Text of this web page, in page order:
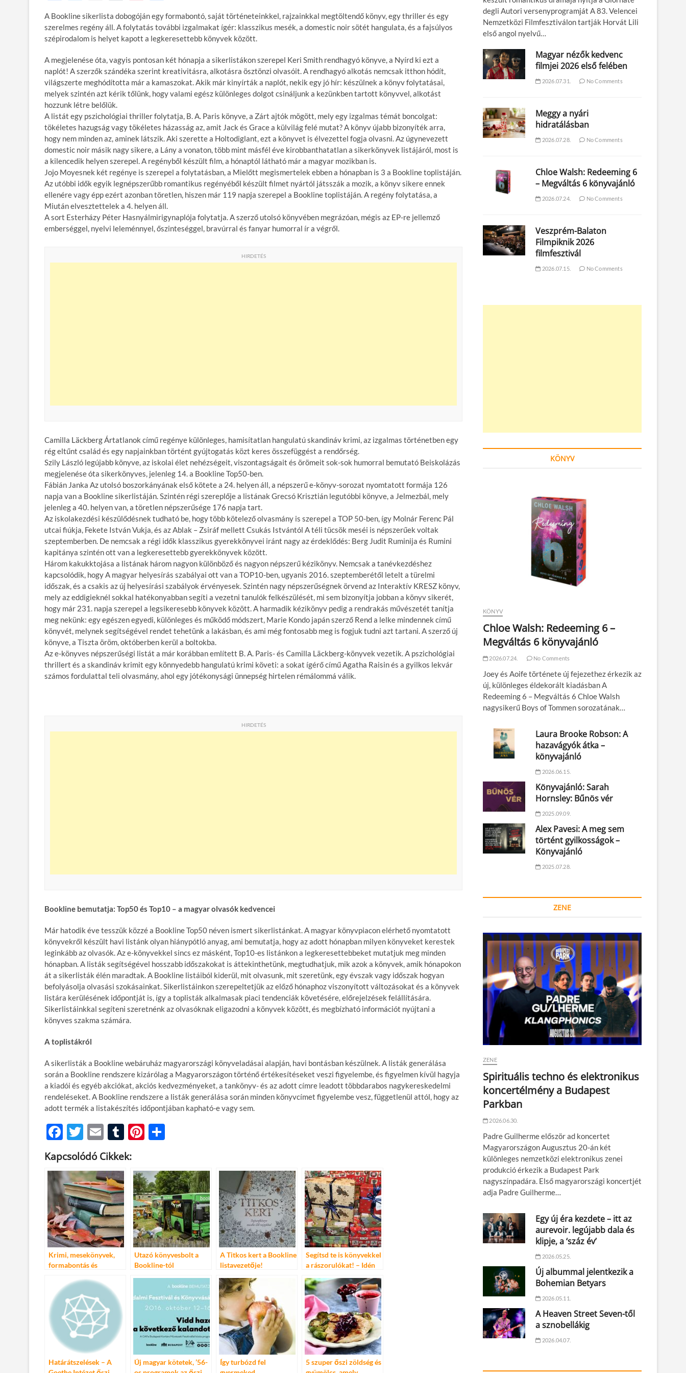
ac
e
b
o
o
k
w
itt
er
m
ail
u
m
bl
r
nt
er
es
t
ss
za
m
e
g
A Bookline sikerlista dobogóján egy formabontó, saját történeteinkkel, rajzainkkal megtöltendő könyv, egy thriller és egy
szerelmes regény áll. A folytatás további izgalmakat ígér: klasszikus mesék, a domestic noir sötét hangulata, és a fajsúlyos
szépirodalom is helyet kapott a legkeresettebb könyvek között.
A megjelenése óta, vagyis pontosan két hónapja a sikerlistákon szerepel Keri Smith rendhagyó könyve, a Nyírd ki ezt a
naplót! A szerzők szándéka szerint kreativitásra, alkotásra ösztönzi olvasóit. A rendhagyó alkotás nemcsak itthon hódít,
világszerte meghódította már a kamaszokat. Akik már kinyírták a naplót, nekik egy jó hír: készülnek a könyv folytatásai,
melyek szintén azt kérik tőlünk, hogy valami egész különleges dolgot csináljunk a kezünkben tartott könyvvel, alkotást
hozzunk létre belőlük.
A listát egy pszichológiai thriller folytatja, B. A. Paris könyve, a Zárt ajtók mögött, mely egy izgalmas témát boncolgat:
tökéletes hazugság vagy tökéletes házasság az, amit Jack és Grace a külvilág felé mutat? A könyv újabb bizonyíték arra,
hogy nem minden az, aminek látszik. Aki szerette a Holtodiglant, ezt a könyvet is élvezettel fogja olvasni. Az úgynevezett
domestic noir másik nagy sikere, a Lány a vonaton, több mint másfél éve kirobbanthatatlan a sikerkönyvek listájáról, most is
a kilencedik helyen szerepel. A regényből készült film, a hónaptól látható már a magyar mozikban is.
Jojo Moyesnek két regénye is szerepel a folytatásban, a Mielőtt megismertelek ebben a hónapban is 3 a Bookline toplistáján.
Az utóbbi idők egyik legnépszerűbb romantikus regényéből készült filmet nyártól játsszák a mozik, a könyv sikere ennek
ellenére vagy épp ezért azonban töretlen, hiszen már 119 napja szerepel a Bookline toplistáján. A regény folytatása, a
Miután elvesztettelek a 4. helyen áll.
A sort Esterházy Péter Hasnyálmirigynaplója folytatja. A szerző utolsó könyvében megrázóan, mégis az EP-re jellemző
emberséggel, nyelvi leleménnyel, őszinteséggel, bravúrral és fanyar humorral ír a végről.
HIRDETÉS
Camilla Läckberg Ártatlanok című regénye különleges, hamisítatlan hangulatú skandináv krimi, az izgalmas történetben egy
rég eltűnt család és egy napjainkban történt gyújtogatás közt keres összefüggést a rendőrség.
Szily László legújabb könyve, az iskolai élet nehézségeit, viszontagságait és örömeit sok-sok humorral bemutató Beiskolázás
megjelenése óta sikerkönyves, jelenleg 14. a Bookline Top50-ben.
Fábián Janka Az utolsó boszorkányának első kötete a 24. helyen áll, a népszerű e-könyv-sorozat nyomtatott formája 126
napja van a Bookline sikerlistáján. Szintén régi szereplője a listának Grecsó Krisztián legutóbbi könyve, a Jelmezbál, mely
jelenleg a 40. helyen van, a töretlen népszerűsége 176 napja tart.
Az iskolakezdési készülődésnek tudható be, hogy több kötelező olvasmány is szerepel a TOP 50-ben, így Molnár Ferenc Pál
utcai fiúkja, Fekete István Vukja, és az Ablak – Zsiráf mellett Csukás Istvántól A téli tücsök meséi is népszerűek voltak
szeptemberben. De nemcsak a régi idők klasszikus gyerekkönyvei iránt nagy az érdeklődés: Berg Judit Ruminija és Rumini
kapitánya szintén ott van a legkeresettebb gyerekkönyvek között.
Három kakukktojása a listának három nagyon különböző és nagyon népszerű kézikönyv. Nemcsak a tanévkezdéshez
kapcsolódik, hogy A magyar helyesírás szabályai ott van a TOP10-ben, ugyanis 2016. szeptemberétől letelt a türelmi
időszak, és a csakis az új helyesírási szabályok érvényesek. Szintén nagy népszerűségnek örvend az Interaktív KRESZ könyv,
mely az eddigieknél sokkal hatékonyabban segíti a vezetni tanulók felkészülését, mi sem bizonyítja jobban a könyv sikerét,
hogy már 231. napja szerepel a legsikeresebb könyvek között. A harmadik kézikönyv pedig a rendrakás művészetét tanítja
meg nekünk: egy egészen egyedi, különleges és működő módszert, Marie Kondo japán szerző Rend a lelke mindennek című
könyvét, melynek segítségével rendet tehetünk a lakásban, és ami még fontosabb meg is fogjuk tudni azt tartani. A szerző új
könyve, a Tiszta öröm, októberben kerül a boltokba.
Az e-könyves népszerűségi listát a már korábban említett B. A. Paris- és Camilla Läckberg-könyvek vezetik. A pszichológiai
thrillert és a skandináv krimit egy könnyedebb hangulatú krimi követi: a sokat ígérő című Agatha Raisin és a gyilkos lekvár
számos fordulattal teli olvasmány, ahol egy jótékonysági ünnepség hirtelen rémálommá válik.
HIRDETÉS
Bookline bemutatja: Top50 és Top10 – a magyar olvasók kedvencei
Már hatodik éve tesszük közzé a Bookline Top50 néven ismert sikerlistánkat. A magyar könyvpiacon elérhető nyomtatott
könyvekről készült havi listánk olyan hiánypótló anyag, ami bemutatja, hogy az adott hónapban milyen könyveket kerestek
leginkább az olvasók. Az e-könyvekkel sincs ez másként, Top10-es listánkon a legkeresettebbeket mutatjuk meg minden
hónapban. A listák segítségével hosszabb időszakokat is áttekinthetünk, megtudhatjuk, mik azok a könyvek, amik hónapokon
át a sikerlisták élén maradtak. A Bookline listáiból kiderül, mit olvasunk, mit szeretünk, egy évszak vagy időszak hogyan
befolyásolja olvasási szokásainkat. Sikerlistáinkon szerepeltetjük az előző hónaphoz viszonyított változásokat és a könyvek
listára kerülésének időpontját is, így a toplisták alkalmasak piaci tendenciák követésére, előrejelzések felállítására.
Sikerlistáinkkal segíteni szeretnénk az olvasóknak eligazodni a könyvek között, és megbízható információt nyújtani a
könyves szakma számára.
A toplistákról
A sikerlisták a Bookline webáruház magyarországi könyveladásai alapján, havi bontásban készülnek. A listák generálása
során a Bookline rendszere kizárólag a Magyarországon történő értékesítéseket veszi figyelembe, és figyelmen kívül hagyja
a kiadói és egyéb akciókat, akciós kedvezményeket, a tankönyv- és az adott címre leadott többdarabos nagykereskedelmi
rendeléseket. A Bookline rendszere a listák generálása során minden könyvcímet figyelembe vesz, függetlenül attól, hogy az
adott termék a listakészítés időpontjában kapható-e vagy sem.
F
ac
e
b
o
o
k
T
w
itt
er
E
m
ail
T
u
m
bl
Pi
es
t
m
e
g
Kapcsolódó Cikkek:
Krimi, mesekönyvek,
formabontás és
Utazó könyvesbolt a
Bookline-tól
A Titkos kert a Bookline
listavezetője!
Segítsd te is könyvekkel
a rászorulókat! – Idén
támogatja a Bookline a
Cipősdoboz akciót
Határátszelések – A
Új magyar kötetek, ’56-
Így turbózd fel
5 szuper őszi zöldség és
degli Autori versenyprogramját A 83. Velencei
Nemzetközi Filmfesztiválon tartják Horvát Lili
első angol nyelvű…
Magyar nézők kedvenc
filmjei 2026 első felében
2026.07.31. No Comments
Meggy a nyári
hidratálásban
2026.07.28. No Comments
Chloe Walsh: Redeeming 6
– Megváltás 6 könyvajánló
2026.07.24. No Comments
Veszprém-Balaton
Filmpiknik 2026
filmfesztivál
2026.07.15. No Comments
KÖNYV
KÖNYV
Chloe Walsh: Redeeming 6 –
Megváltás 6 könyvajánló
2026.07.24. No Comments
Joey és Aoife története új fejezethez érkezik az
új, különleges éldekorált kiadásban A
Redeeming 6 – Megváltás 6 Chloe Walsh
nagysikerű Boys of Tommen sorozatának…
Laura Brooke Robson: A
hazavágyók átka –
könyvajánló
2026.06.15.
Könyvajánló: Sarah
Hornsley: Bűnös vér
2025.09.09.
Alex Pavesi: A meg sem
történt gyilkosságok –
Könyvajánló
2025.07.28.
ZENE
ZENE
Spirituális techno és elektronikus
koncertélmény a Budapest
Parkban
2026.06.30.
Padre Guilherme először ad koncertet
Magyarországon Augusztus 20-án két
különleges nemzetközi elektronikus zenei
produkció érkezik a Budapest Park
nagyszínpadára. Első magyarországi koncertjét
adja Padre Guilherme…
Egy új éra kezdete – itt az
aurevoir. legújabb dala és
klipje, a ‘száz év’
2026.05.25.
Új albummal jelentkezik a
Bohemian Betyars
2026.05.11.
A Heaven Street Seven-től
a sznobellákig
2026.04.07.